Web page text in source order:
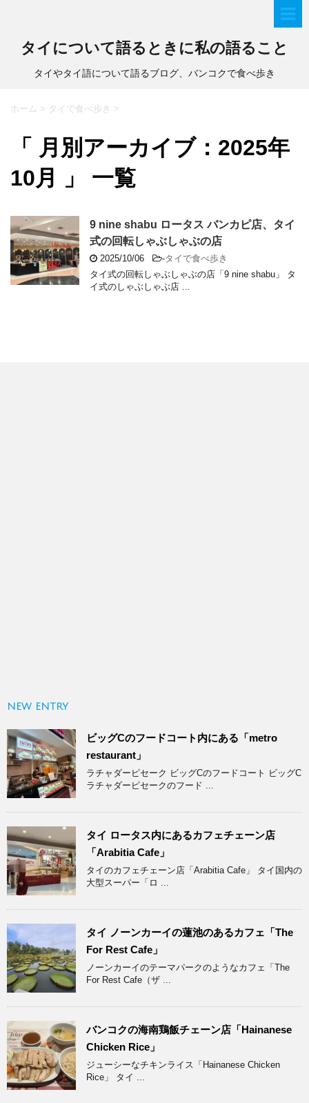
タイについて語るときに私の語ること
タイやタイ語について語るブログ、バンコクで食べ歩き
ホーム > タイで食べ歩き >
「 月別アーカイブ：2025年
10月 」 一覧
9 nine shabu ロータス バンカピ店、タイ
式の回転しゃぶしゃぶの店
2025/10/06 -タイで食べ歩き
タイ式の回転しゃぶしゃぶの店「9 nine shabu」 タ
イ式のしゃぶしゃぶ店 ...
NEW ENTRY
ビッグCのフードコート内にある「metro
restaurant」
ラチャダーピセーク ビッグCのフードコート ビッグC
ラチャダーピセークのフード ...
タイ ロータス内にあるカフェチェーン店
「Arabitia Cafe」
タイのカフェチェーン店「Arabitia Cafe」 タイ国内の
大型スーパー「ロ ...
タイ ノーンカーイの蓮池のあるカフェ「The
For Rest Cafe」
ノーンカーイのテーマパークのようなカフェ「The
For Rest Cafe（ザ ...
バンコクの海南鶏飯チェーン店「Hainanese
Chicken Rice」
ジューシーなチキンライス「Hainanese Chicken
Rice」 タイ ...